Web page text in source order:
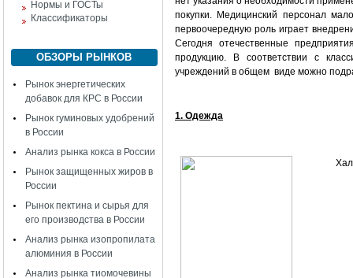
Нормы и ГОСТы
Классификаторы
ОБЗОРЫ РЫНКОВ
Рынок энергетических
добавок для КРС в России
Рынок гуминовых удобрений
в России
Анализ рынка кокса в России
Рынок защищенных жиров в
России
Рынок пектина и сырья для
его производства в России
Анализ рынка изопропилата
алюминия в России
Анализ рынка тиомочевины
покупки. Медицинский персонал
первоочередную роль играет
Сегодня отечественные
продукцию. В соответствии с
учреждений в общем виде можно
1. Одежда